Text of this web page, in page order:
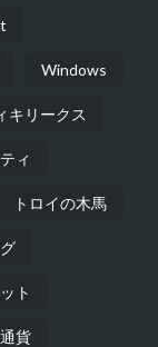
Windows
キリークス
ィ
トロイの木馬
ト
貨